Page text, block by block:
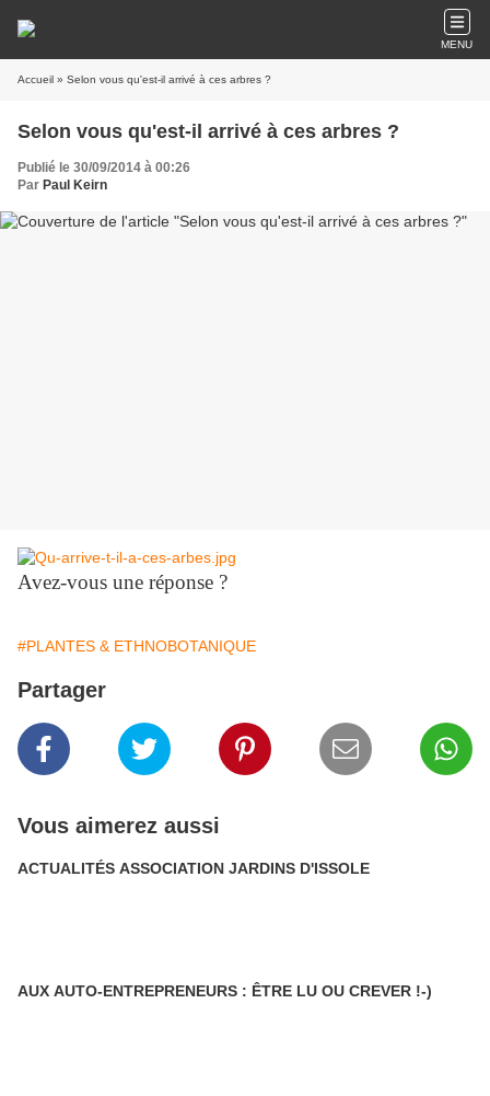
MENU
Accueil » Selon vous qu'est-il arrivé à ces arbres ?
Selon vous qu'est-il arrivé à ces arbres ?
Publié le 30/09/2014 à 00:26
Par Paul Keirn
Avez-vous une réponse ?
#PLANTES & ETHNOBOTANIQUE
Partager
Vous aimerez aussi
ACTUALITÉS ASSOCIATION JARDINS D'ISSOLE
AUX AUTO-ENTREPRENEURS : ÊTRE LU OU CREVER !-)